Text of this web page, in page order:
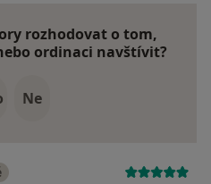
rozhodovat o tom,
ordinaci navštívit?
Ne